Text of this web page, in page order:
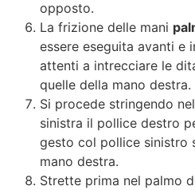
opposto.
La frizione delle mani
essere eseguita avanti e
attenti a intrecciare le
quelle della mano destra.
Si procede stringendo
sinistra il pollice destro
gesto col pollice sinistro
mano destra.
Strette prima nel palmo